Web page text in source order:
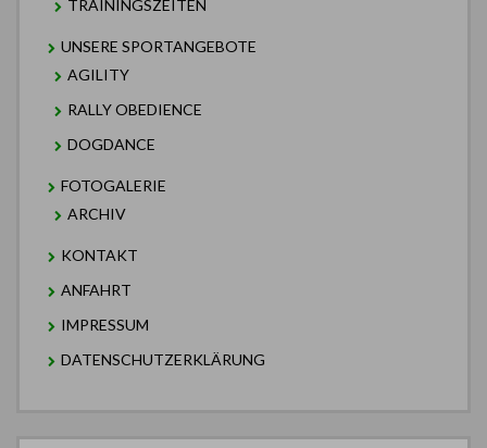
TRAININGSZEITEN
UNSERE SPORTANGEBOTE
AGILITY
RALLY OBEDIENCE
DOGDANCE
FOTOGALERIE
ARCHIV
KONTAKT
ANFAHRT
IMPRESSUM
DATENSCHUTZERKLÄRUNG